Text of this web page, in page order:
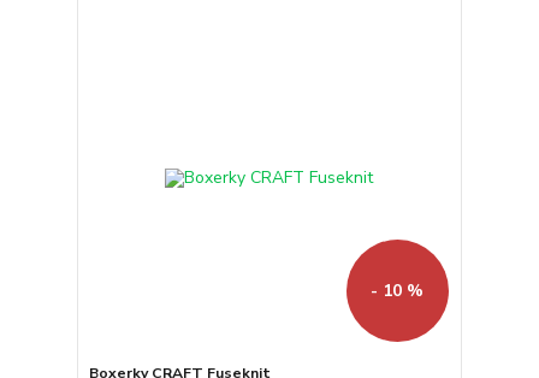
- 10 %
Boxerky CRAFT Fuseknit